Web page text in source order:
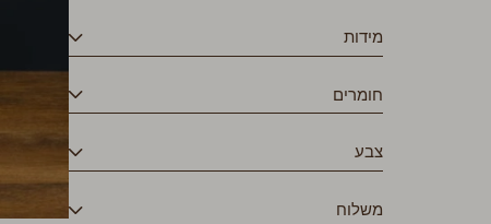
מידות
חומרים
צבע
משלוח